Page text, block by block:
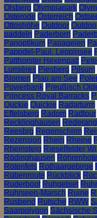
Olsberg Olympiapark
Osterode Österreich
Ottoshöhe Outdoor
paddeln Paderborn
Panoptikum Papageien
Pappdel-Paul. Leppinsee
Patthorster Hexenpatt
Lumières Piesberg Pilsum
Blomen Plau am See
Powerbank Preußisch
Princess Royal Barracks
Quckie Quickie Radarturm
Effelsberg Radom Radtour
Recklinghausen
Reesbrg Regenschirm
Rezension Rhein Rheine
Rheinsteig Rieselfelder
Rödinghausen
Rotenfels Rothaargebirge
Rübenroute Rückblick
Ruderboot Ruhgebiet Ruhr
Ruhrseen-Marsch Ruine
Rusbend Rutsche RWW
Saarpolygon Sächsische